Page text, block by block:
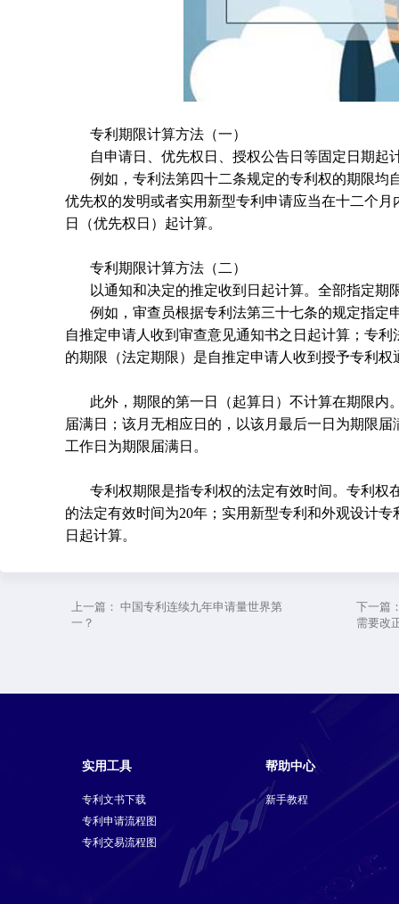
专利期限计算方法（一）
自申请日、优先权日、授权公告日等固定日期起
例如，专利法第四十二条规定的专利权的期限均
优先权的发明或者实用新型专利申请应当在十二个
日（优先权日）起计算。
专利期限计算方法（二）
以通知和决定的推定收到日起计算。全部指定
例如，审查员根据专利法第三十七条的规定指定
自推定申请人收到审查意见通知书之日起计算；专
的期限（法定期限）是自推定申请人收到授予专利权
此外，期限的第一日（起算日）不计算在期限
届满日；该月无相应日的，以该月最后一日为期限
工作日为期限届满日。
专利权期限是指专利权的法定有效时间。专利权
的法定有效时间为20年；实用新型专利和外观设计
日起计算。
上一篇： 中国专利连续九年申请量世界第
一？
下一篇
需要改
实用工具
专利文书下载
专利申请流程图
专利交易流程图
帮助中心
新手教程